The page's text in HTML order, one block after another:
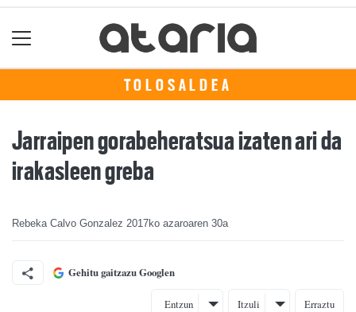
TOLOSALDEA
Jarraipen gorabeheratsua izaten ari da
irakasleen greba
Rebeka Calvo Gonzalez 2017ko azaroaren 30a
Gehitu gaitzazu Googlen
Entzun Itzuli Erraztu